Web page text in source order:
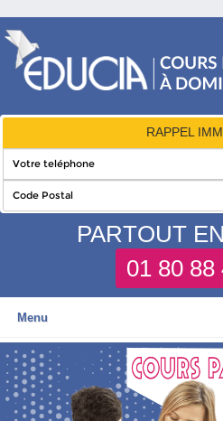
RAPPEL
PARTOUT
01 80 88
Menu